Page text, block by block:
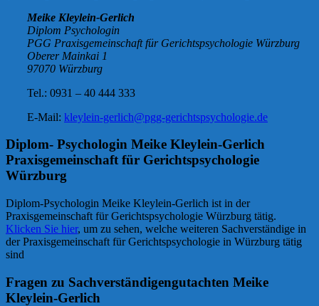
Meike Kleylein-Gerlich
Diplom Psychologin
PGG Praxisgemeinschaft für Gerichtspsychologie Würzburg
Oberer Mainkai 1
97070 Würzburg
Tel.: 0931 – 40 444 333
E-Mail: kleylein-gerlich@pgg-gerichtspsychologie.de
Diplom- Psychologin Meike Kleylein-Gerlich
Praxisgemeinschaft für Gerichtspsychologie
Würzburg
Diplom-Psychologin Meike Kleylein-Gerlich ist in der
Praxisgemeinschaft für Gerichtspsychologie Würzburg tätig.
Klicken Sie hier, um zu sehen, welche weiteren Sachverständige in
der Praxisgemeinschaft für Gerichtspsychologie in Würzburg tätig
sind
Fragen zu Sachverständigengutachten Meike
Kleylein-Gerlich